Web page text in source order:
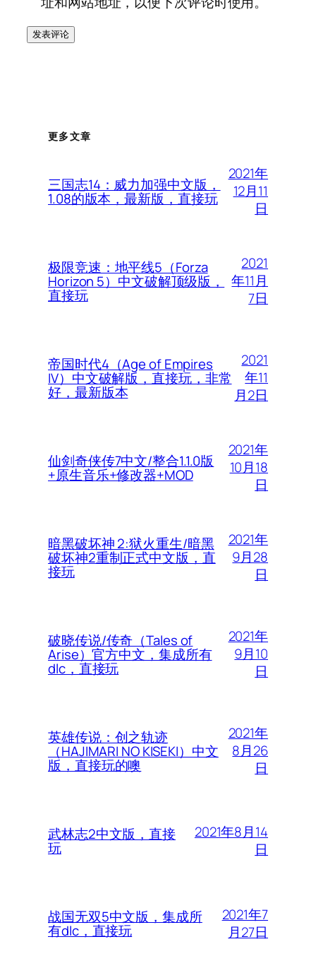
更多文章
三国志14：威力加强中文版，
1.08的版本，最新版，直接玩
2021年
12月11
日
极限竞速：地平线5（Forza
Horizon 5）中文破解顶级版，
直接玩
2021
年11月
7日
帝国时代4（Age of Empires
IV）中文破解版，直接玩，非常
好，最新版本
2021
年11
月2日
仙剑奇侠传7中文/整合1.1.0版
+原生音乐+修改器+MOD
2021年
10月18
日
暗黑破坏神 2:狱火重生/暗黑
破坏神2重制正式中文版，直
接玩
2021年
9月28
日
破晓传说/传奇（Tales of
Arise）官方中文，集成所有
dlc，直接玩
2021年
9月10
日
英雄传说：创之轨迹
（HAJIMARI NO KISEKI）中文
版，直接玩的噢
2021年
8月26
日
武林志2中文版，直接
玩
2021年8月14
日
战国无双5中文版，集成所
有dlc，直接玩
2021年7
月27日